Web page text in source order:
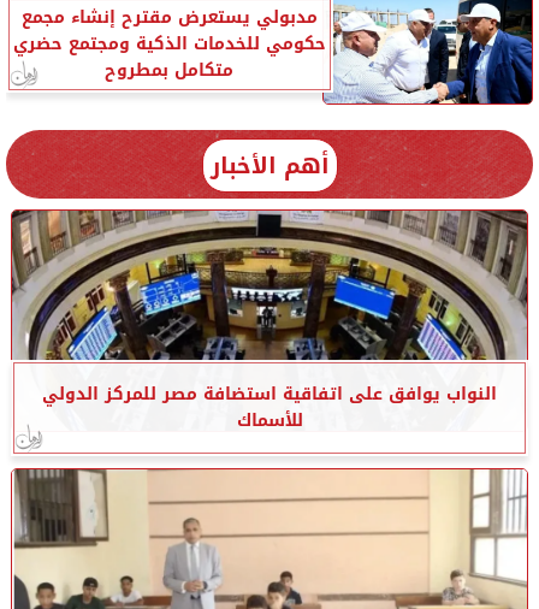
مدبولي يستعرض مقترح إنشاء مجمع
حكومي للخدمات الذكية ومجتمع حضري
متكامل بمطروح
أهم الأخبار
النواب يوافق على اتفاقية استضافة مصر للمركز الدولي
للأسماك